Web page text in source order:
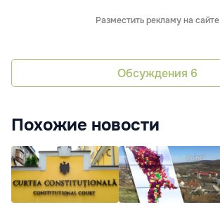
Разместить рекламу на сайте
Обсуждения 6
Похожие новости